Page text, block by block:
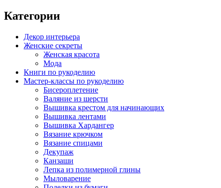
Категории
Декор интерьера
Женские секреты
Женская красота
Мода
Книги по рукоделию
Мастер-классы по рукоделию
Бисероплетение
Валяние из шерсти
Вышивка крестом для начинающих
Вышивка лентами
Вышивка Хардангер
Вязание крючком
Вязание спицами
Декупаж
Канзаши
Лепка из полимерной глины
Мыловарение